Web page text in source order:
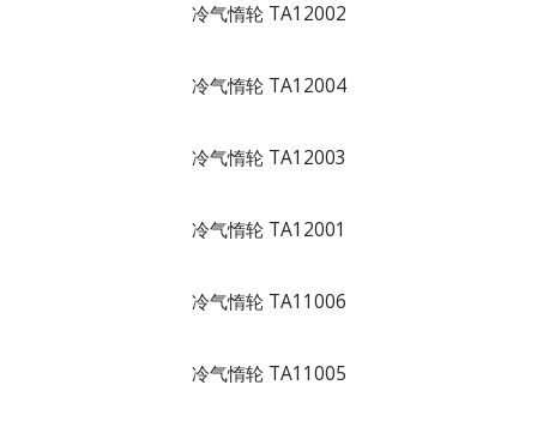
冷气惰轮 TA12002
冷气惰轮 TA12004
冷气惰轮 TA12003
冷气惰轮 TA12001
冷气惰轮 TA11006
冷气惰轮 TA11005